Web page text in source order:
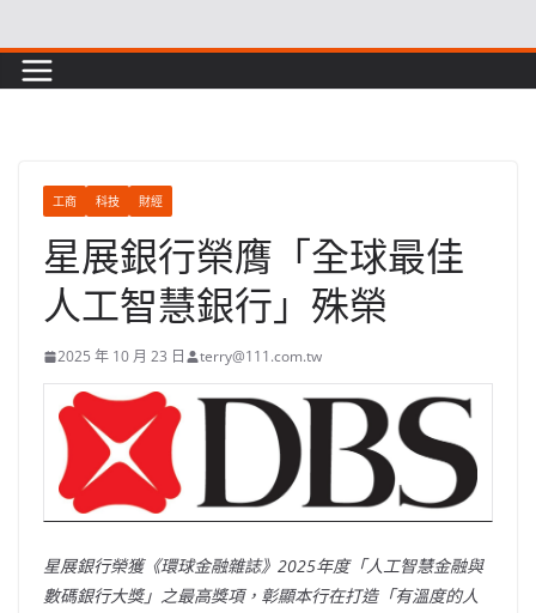
to
content
工商 科技 財經
星展銀行榮膺「全球最佳
人工智慧銀行」殊榮
2025 年 10 月 23 日 terry@111.com.tw
星展銀行榮獲《環球金融雜誌》 2025年度「人工智慧金融與
數碼銀行大獎」之最高獎項，彰顯本行在打造「有溫度的人